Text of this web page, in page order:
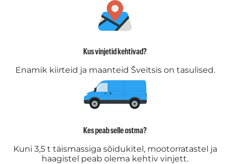
Kus vinjetid kehtivad?
Enamik kiirteid ja maanteid Šveitsis on tasulised.
Kes peab selle ostma?
Kuni 3,5 t täismassiga sõidukitel, mootorratastel ja
haagistel peab olema kehtiv vinjett.